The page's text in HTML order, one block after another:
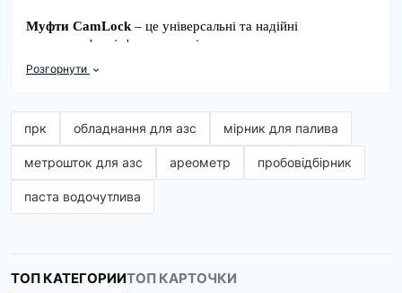
Муфти CamLock – це універсальні та надійні
швидкороз'ємні з'єднання, які широко використовуються
для з'єднання шлангів та трубопроводів у різних галузях.
На сайті Amper.ua ви можете купити муфту CamLock для
надійність та герметичність з'єднань.
Переваги використання муфт CamLock
роботи з різними речовинами, включаючи воду,
запобігають витокам.
Розгорнути
прк обладнання для азс мірник для палива
метрошток для азс ареометр пробовідбірник
паста водочутлива
ТОП КАТЕГОРИИТОП КАРТОЧКИ